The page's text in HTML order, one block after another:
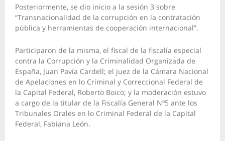
Posteriormente, se dio inicio a la sesión 3 sobre
“Transnacionalidad de la corrupción en la contratación
pública y herramientas de cooperación internacional”.
Participaron de la misma, el fiscal de la fiscalía especial
contra la Corrupción y la Criminalidad Organizada de
España, Juan Pavía Cardell; el juez de la Cámara Nacional
de Apelaciones en lo Criminal y Correccional Federal de
la Capital Federal, Roberto Boico; y la moderación estuvo
a cargo de la titular de la Fiscalía General Nº5 ante los
Tribunales Orales en lo Criminal Federal de la Capital
Federal, Fabiana León.